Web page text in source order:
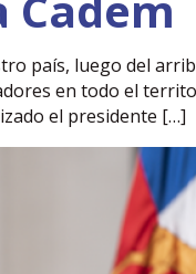
país, luego del
en todo el
el presidente […]